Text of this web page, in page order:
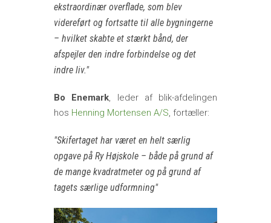
ekstraordinær overflade, som blev
videreført og fortsatte til alle bygningerne
– hvilket skabte et stærkt bånd, der
afspejler den indre forbindelse og det
indre liv.
Bo Enemark, leder af blik-afdelingen
hos Henning Mortensen A/S, fortæller:
Skifertaget har været en helt særlig
opgave på Ry Højskole – både på grund af
de mange kvadratmeter og på grund af
tagets særlige udformning